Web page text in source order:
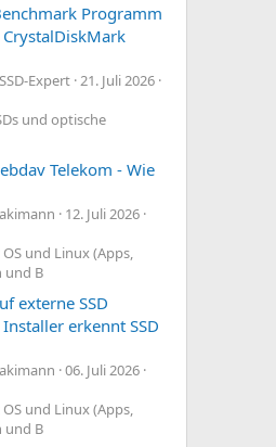
Programm
CrystalDiskMark
Expert 21. Juli 2026
und optische
Telekom - Wie
12. Juli 2026
und Linux (Apps,
und B
externe SSD
erkennt SSD
06. Juli 2026
und Linux (Apps,
und B